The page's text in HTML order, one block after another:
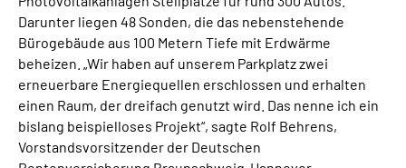
Mein Kundenportal
Darunter liegen 48 Sonden, die das nebenstehende
Bürogebäude aus 100 Metern Tiefe mit Erdwärme
beheizen. „Wir haben auf unserem Parkplatz zwei
erneuerbare Energiequellen erschlossen und erhalten
einen Raum, der dreifach genutzt wird. Das nenne ich ein
bislang beispielloses Projekt“, sagte Rolf Behrens,
Vorstandsvorsitzender der Deutschen